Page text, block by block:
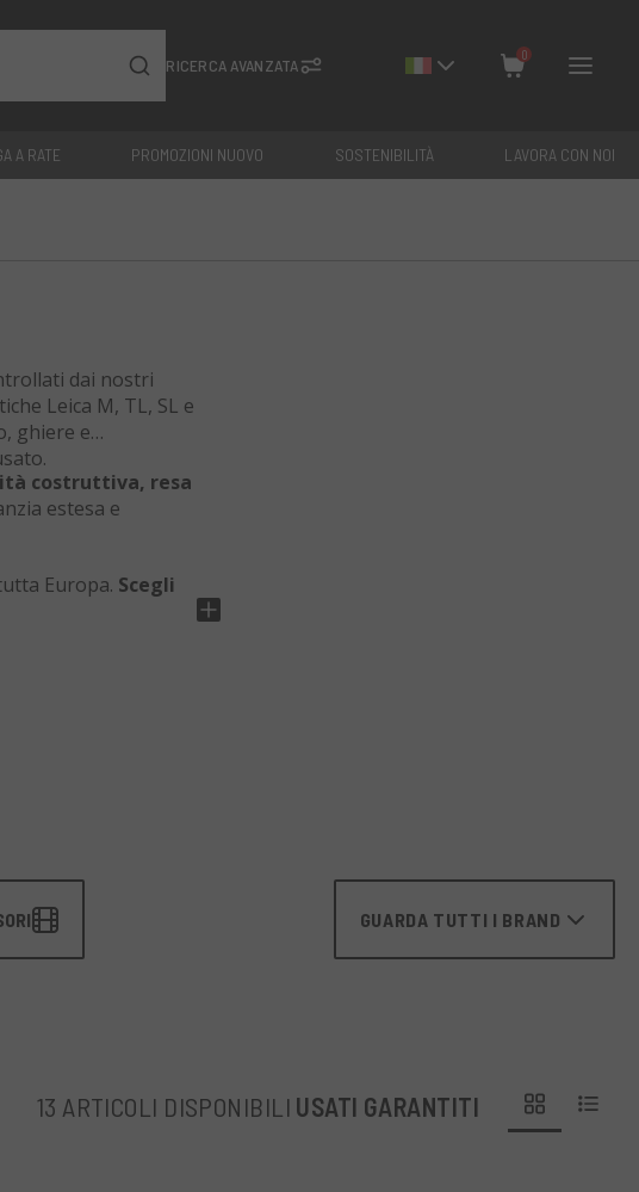
RICERCA AVANZATA
0
Chiudi
A RATE PROMOZIONI NUOVO SOSTENIBILITÀ LAVORA CON NOI
dai nostri
Leica M, TL, SL e
ghiere e
costruttiva, resa
estesa e
Europa. Scegli
GUARDA TUTTI I BRAND
13 ARTICOLI DISPONIBILI USATI GARANTITI